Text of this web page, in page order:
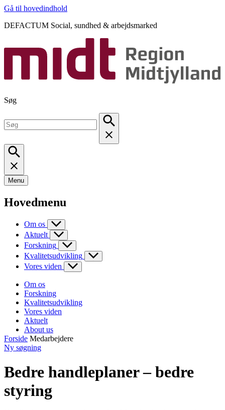
Gå til hovedindhold
DEFACTUM Social, sundhed & arbejdsmarked
Søg
Menu
Hovedmenu
Om os
Aktuelt
Forskning
Kvalitetsudvikling
Vores viden
Om os
Forskning
Kvalitetsudvikling
Vores viden
Aktuelt
About us
Forside Medarbejdere
Ny søgning
Bedre handleplaner – bedre
styring